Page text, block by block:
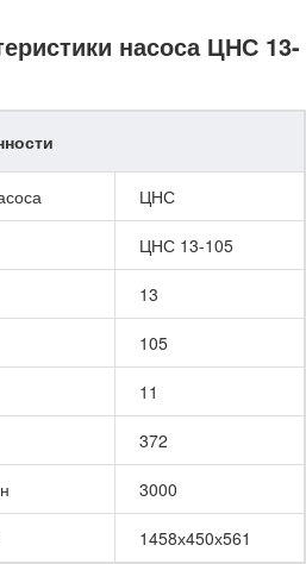
насоса ЦНС 13-
ЦНС
ЦНС 13-105
13
105
11
372
3000
1458х450х561